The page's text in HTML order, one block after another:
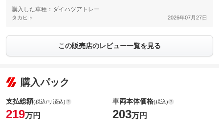
購入した車種：ダイハツアトレー
タカヒト 2026年07月27日
この販売店のレビュー一覧を見る
購入パック
支払総額(税込/リ済込)
219万円
車両本体価格(税込)
203万円